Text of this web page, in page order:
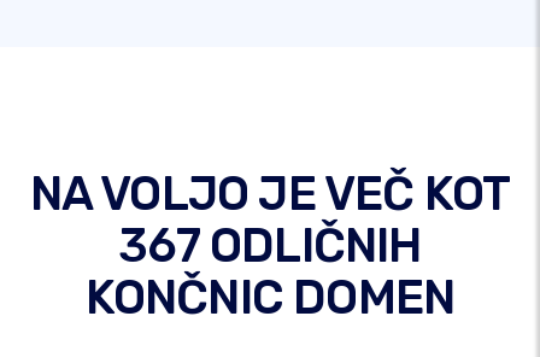
NA VOLJO JE VEČ KOT
367 ODLIČNIH
KONČNIC DOMEN